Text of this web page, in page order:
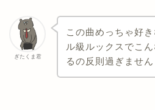
ぎたくま君
この曲めっちゃ好
ル級ルックスでこ
るの反則過ぎません